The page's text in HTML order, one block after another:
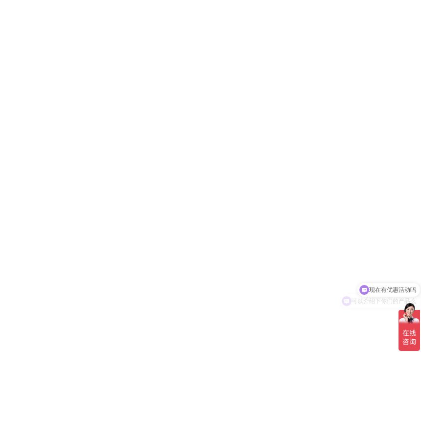
可以介绍下你们的产品么